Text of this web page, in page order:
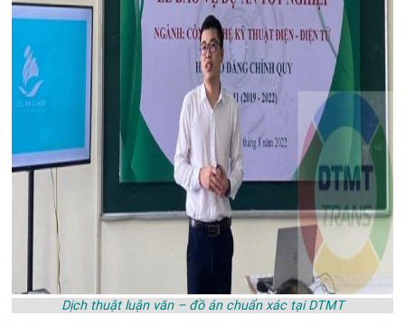
Dịch thuật luận văn – đồ án chuẩn xác tại DTMT